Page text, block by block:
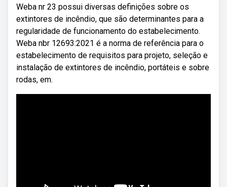
Weba nr 23 possui diversas definições sobre os
extintores de incêndio, que são determinantes para a
regularidade de funcionamento do estabelecimento.
Weba nbr 12693:2021 é a norma de referência para o
estabelecimento de requisitos para projeto, seleção e
instalação de extintores de incêndio, portáteis e sobre
rodas, em.